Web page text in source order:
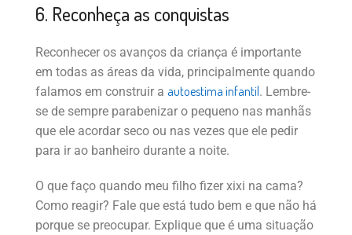
6. Reconheça as conquistas
Reconhecer os avanços da criança é importante
em todas as áreas da vida, principalmente quando
falamos em construir a autoestima infantil. Lembre-
se de sempre parabenizar o pequeno nas manhãs
que ele acordar seco ou nas vezes que ele pedir
para ir ao banheiro durante a noite.
O que faço quando meu filho fizer xixi na cama?
Como reagir? Fale que está tudo bem e que não há
porque se preocupar. Explique que é uma situação